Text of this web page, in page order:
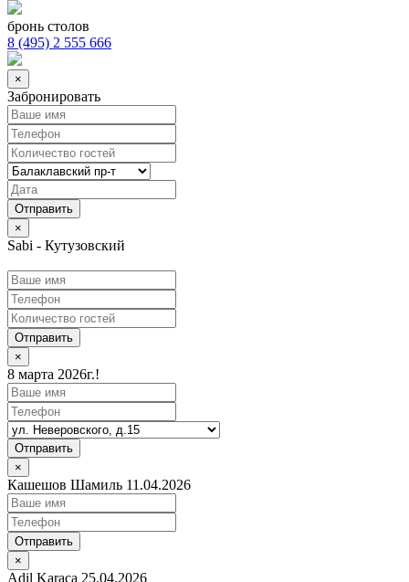
бронь столов
8 (495) 2 555 666
×
Забронировать
×
Sabi - Кутузовский
Отправить
×
8 марта 2026г.!
Отправить
×
Кашешов Шамиль 11.04.2026
Отправить
×
Adil Karaca 25.04.2026